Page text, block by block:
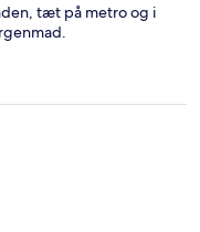
tæt på metro og i